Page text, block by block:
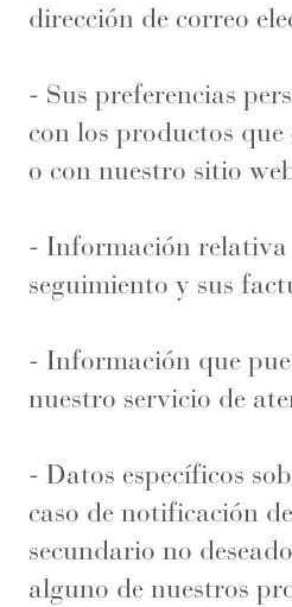
dirección de correo
- Sus preferencias
con los productos
o con nuestro sitio
- Información relativa
seguimiento y sus
- Información que
nuestro servicio de
- Datos específicos
caso de notificación
secundario no
alguno de nuestros